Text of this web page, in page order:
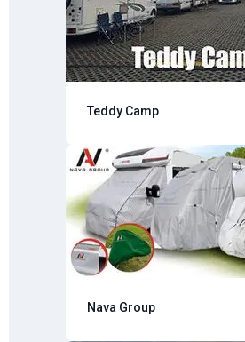
Teddy Camp
Nava Group